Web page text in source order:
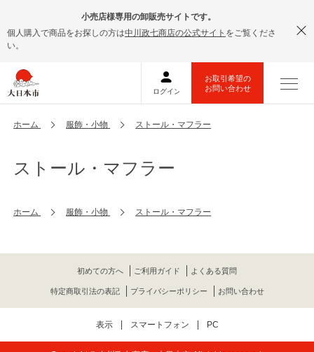
小売店様専用の卸販売サイトです。
個人購入で商品をお探しの方は中川政七商店の公式サイト をご覧くださ
い。
ホーム 服飾・小物 ストール・マフラー
ストール・マフラー
ホーム 服飾・小物 ストール・マフラー
初めての方へ ご利用ガイド よくある質問
特定商取引法の表記 プライバシーポリシー お問い合わせ
表示 スマートフォン PC